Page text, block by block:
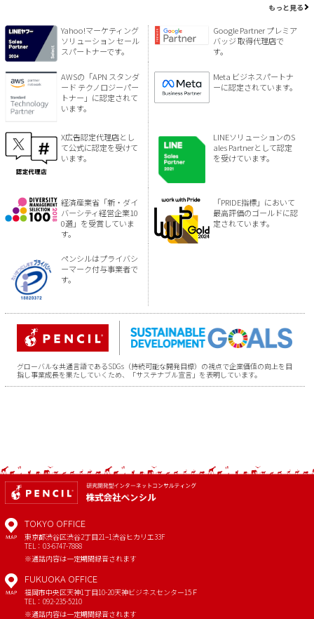
もっと見る
Yahoo!マーケティング
ソリューション セール
スパートナーです。
Google Partner プレミア
バッジ 取得代理店で
す。
AWSの「APN スタンダ
ード テクノロジーパー
トナー」に認定されて
います。
Meta ビジネスパートナ
ーに認定されています。
X広告認定代理店とし
て公式に認定を受けて
います。
LINEソリューションのS
ales Partnerとして認定
を受けています。
経済産業省「新・ダイ
バーシティ経営企業10
0選」を受賞していま
す。
「PRIDE指標」において
最高評価のゴールドに認
定されています。
ペンシルはプライバシ
ーマーク付与事業者で
す。
グローバルな共通言語であるSDGs（持続可能な開発目標）の視点で企業価値の向上を目
指し事業成長を果たしていくため、「サステナブル宣言」を表明しています。
MAP
TOKYO OFFICE
東京都渋谷区渋谷2丁目21−1渋谷ヒカリエ33F
TEL：03-6747-7888
※通話内容は一定期間録音されます
MAP
FUKUOKA OFFICE
福岡市中央区天神1丁目10-20天神ビジネスセンター15Ｆ
TEL：092-235-5210
※通話内容は一定期間録音されます